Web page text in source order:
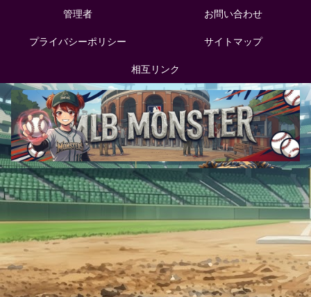
管理者 お問い合わせ
プライバシーポリシー サイトマップ
相互リンク